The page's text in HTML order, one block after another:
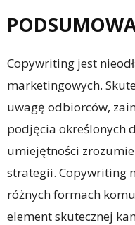
Copywriting jest
marketingowych.
uwagę odbiorców,
podjęcia określonych
umiejętności
strategii. Copywriting
różnych formach
element skutecznej